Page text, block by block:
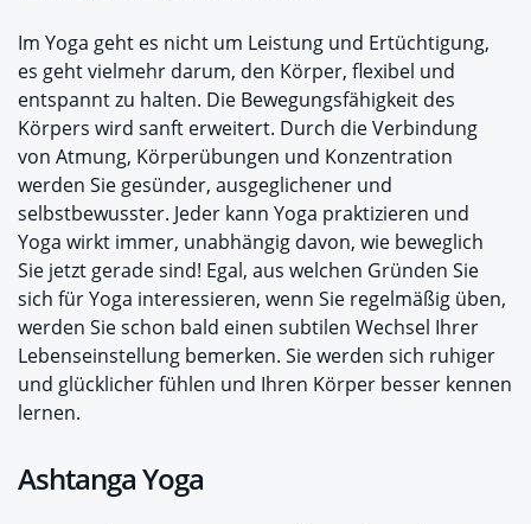
Im Yoga geht es nicht um Leistung und Ertüchtigung,
es geht vielmehr darum, den Körper, flexibel und
entspannt zu halten. Die Bewegungsfähigkeit des
Körpers wird sanft erweitert. Durch die Verbindung
von Atmung, Körperübungen und Konzentration
werden Sie gesünder, ausgeglichener und
selbstbewusster. Jeder kann Yoga praktizieren und
Yoga wirkt immer, unabhängig davon, wie beweglich
Sie jetzt gerade sind! Egal, aus welchen Gründen Sie
sich für Yoga interessieren, wenn Sie regelmäßig üben,
werden Sie schon bald einen subtilen Wechsel Ihrer
Lebenseinstellung bemerken. Sie werden sich ruhiger
und glücklicher fühlen und Ihren Körper besser kennen
lernen.
Ashtanga Yoga